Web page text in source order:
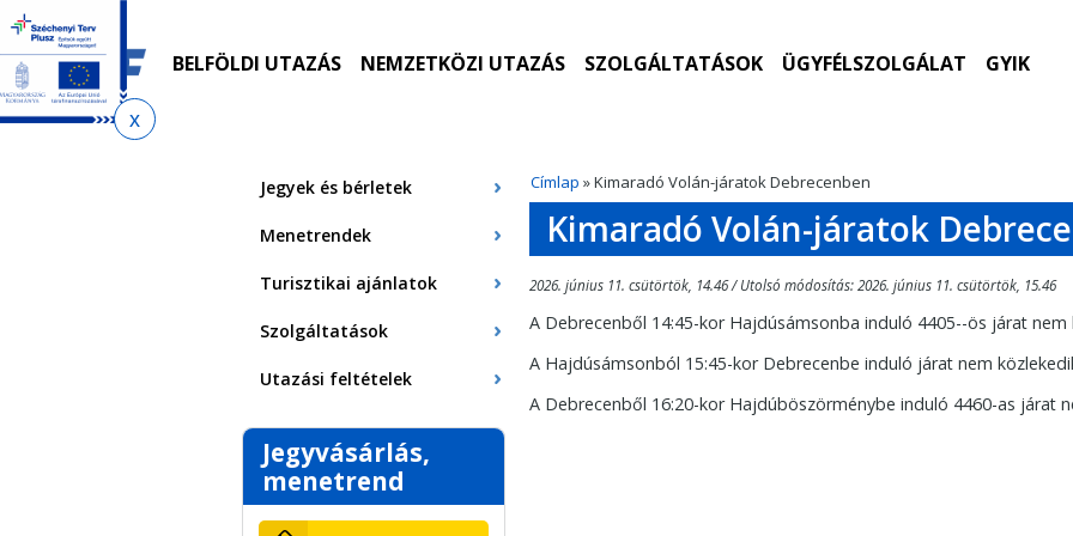
Ugrás
menetrendkeresőhöz
Ugrás
az
almenühöz
Ugrás
tartalomra
Ugrás
az
oldaltérképre
BELFÖLDI UTAZÁS NEMZETKÖZI UTAZÁS SZOLGÁLTATÁSOK ÜGYFÉLSZOLGÁLAT GYIK
Címlap » Kimaradó Volán-járatok Debrecenben
Jegyek és bérletek
Menetrendek
Turisztikai ajánlatok
Szolgáltatások
Utazási feltételek
Jegyvásárlás,
menetrend
Kimaradó Volán-járatok
2026. június 11. csütörtök, 14.46 / Utolsó módosítás: 2026. június 11. csütörtök, 15.46
A Debrecenből 14:45-kor Hajdúsámsonba induló 4405--ös járat nem
A Hajdúsámsonból 15:45-kor Debrecenbe induló járat nem
A Debrecenből 16:20-kor Hajdúböszörménybe induló 4460-as járat